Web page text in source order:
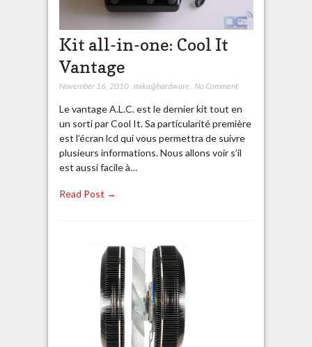
Kit all-in-one: Cool It
Vantage
November 16, 2010, mika@hardware No Comment
Le vantage A.L.C. est le dernier kit tout en
un sorti par Cool It. Sa particularité première
est l’écran lcd qui vous permettra de suivre
plusieurs informations. Nous allons voir s’il
est aussi facile à…
Read Post →